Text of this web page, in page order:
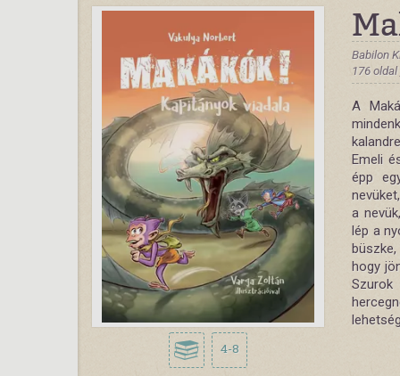
4-8
Babilon
176
A
Emeli
épp
a
lép a
hogy